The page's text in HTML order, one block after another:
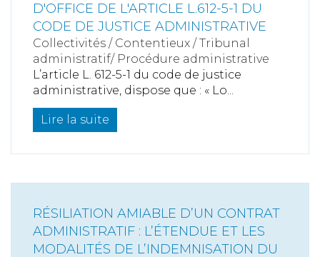
D'OFFICE DE L'ARTICLE L.612-5-1 DU
CODE DE JUSTICE ADMINISTRATIVE
Collectivités / Contentieux /Tribunal
administratif/ Procédure administrative
L’article L. 612-5-1 du code de justice
administrative, dispose que : « Lo...
Lire la suite
RÉSILIATION AMIABLE D’UN CONTRAT
ADMINISTRATIF : L’ÉTENDUE ET LES
MODALITÉS DE L’INDEMNISATION DU